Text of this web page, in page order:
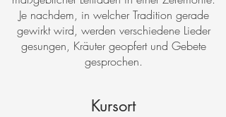
Je nachdem, in welcher Tradition gerade
gewirkt wird, werden verschiedene Lieder
gesungen, Kräuter geopfert und Gebete
gesprochen.
Kursort